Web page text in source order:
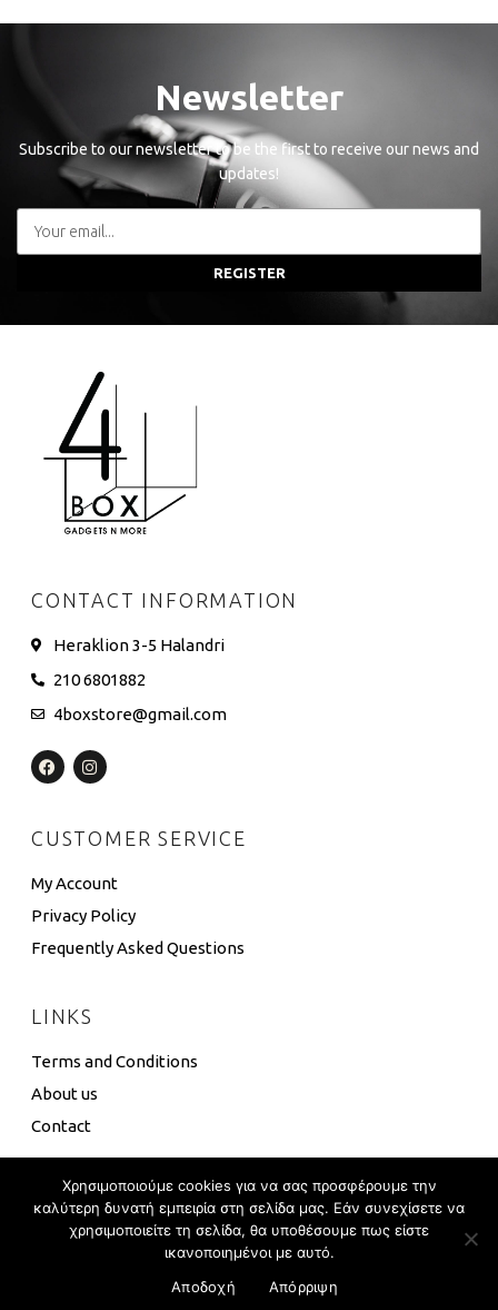
Newsletter
Subscribe to our newsletter to be the first to receive our news and
updates!
REGISTER
CONTACT INFORMATION
Heraklion 3-5 Halandri
210 6801882
4boxstore@gmail.com
CUSTOMER SERVICE
My Account
Privacy Policy
Frequently Asked Questions
LINKS
Terms and Conditions
About us
Contact
4 Box © Eshop Development Global Touch
Χρησιμοποιούμε cookies για να σας προσφέρουμε την
καλύτερη δυνατή εμπειρία στη σελίδα μας. Εάν συνεχίσετε να
χρησιμοποιείτε τη σελίδα, θα υποθέσουμε πως είστε
ικανοποιημένοι με αυτό.
Αποδοχή
Απόρριψη